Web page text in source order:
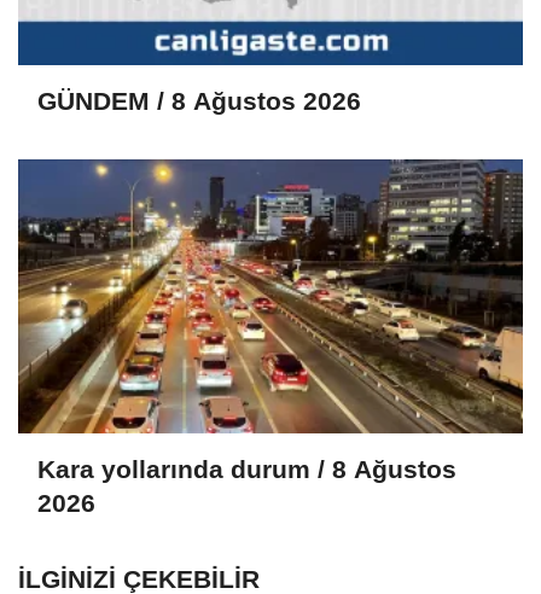
GÜNDEM / 8 Ağustos 2026
Kara yollarında durum / 8 Ağustos
2026
İLGINIZI ÇEKEBILIR